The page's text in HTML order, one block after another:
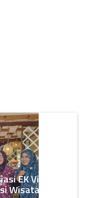
EK View
Wisata